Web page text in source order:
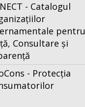
- Catalogul
pentru
Consultare și
- Protecția